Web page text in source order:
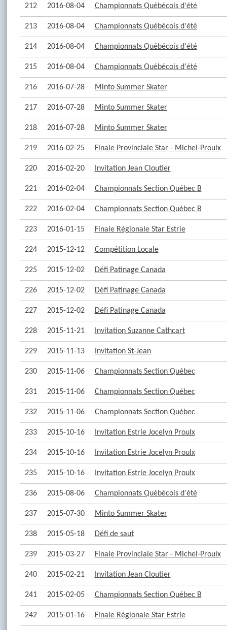
212 2016-08-04 Championnats Québécois d'été
213 2016-08-04 Championnats Québécois d'été
214 2016-08-04 Championnats Québécois d'été
215 2016-08-04 Championnats Québécois d'été
216 2016-07-28 Minto Summer Skater
217 2016-07-28 Minto Summer Skater
218 2016-07-28 Minto Summer Skater
219 2016-02-25 Finale Provinciale Star - Michel-Proulx
220 2016-02-20 Invitation Jean Cloutier
221 2016-02-04 Championnats Section Québec B
222 2016-02-04 Championnats Section Québec B
223 2016-01-15 Finale Régionale Star Estrie
224 2015-12-12 Compétition Locale
225 2015-12-02 Défi Patinage Canada
226 2015-12-02 Défi Patinage Canada
227 2015-12-02 Défi Patinage Canada
228 2015-11-21 Invitation Suzanne Cathcart
229 2015-11-13 Invitation St-Jean
230 2015-11-06 Championnats Section Québec
231 2015-11-06 Championnats Section Québec
232 2015-11-06 Championnats Section Québec
233 2015-10-16 Invitation Estrie Jocelyn Proulx
234 2015-10-16 Invitation Estrie Jocelyn Proulx
235 2015-10-16 Invitation Estrie Jocelyn Proulx
236 2015-08-06 Championnats Québécois d'été
237 2015-07-30 Minto Summer Skater
238 2015-05-18 Défi de saut
239 2015-03-27 Finale Provinciale Star - Michel-Proulx
240 2015-02-21 Invitation Jean Cloutier
241 2015-02-05 Championnats Section Québec B
242 2015-01-16 Finale Régionale Star Estrie